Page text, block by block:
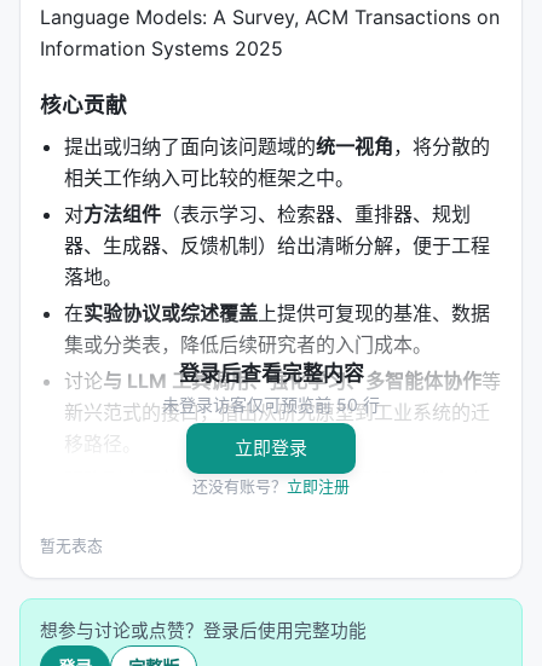
Language Models: A Survey, ACM Transactions on
Information Systems 2025
核心贡献
提出或归纳了面向该问题域的统一视角，将分散的
相关工作纳入可比较的框架之中。
对方法组件 （表示学习、检索器、重排器、规划
器、生成器、反馈机制）给出清晰分解，便于工程
落地。
在实验协议或综述覆盖上提供可复现的基准、数据
集或分类表，降低后续研究者的入门成本。
讨论与 LLM 工具调用、强化学习、多智能体协作等
新兴范式的接口，指出从研究原型到工业系统的迁
移路径。
开放问题：评测可信度、延迟与成本、幻
|----------|------|------| | 建模范式 | 判别式检索 / 生
登录后查看完整内容
未登录访客仅可预览前 50 行
立即登录
还没有账号？ 立即注册
暂无表态
想参与讨论或点赞？登录后使用完整功能